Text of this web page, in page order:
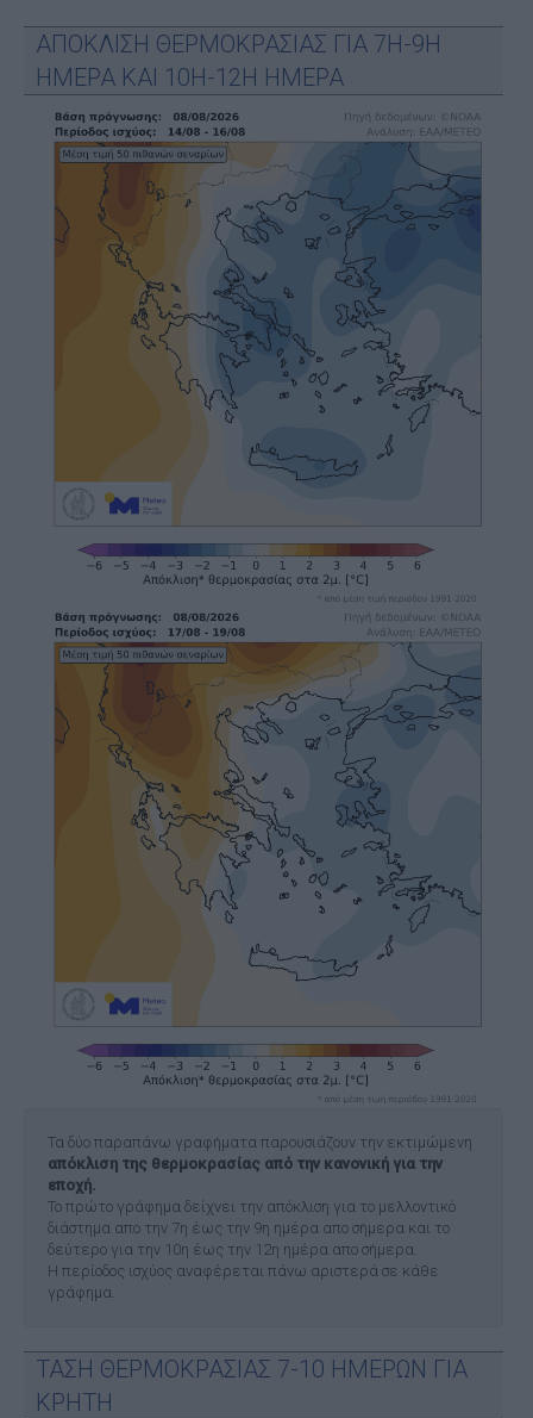
ΑΠΟΚΛΙΣΗ ΘΕΡΜΟΚΡΑΣΙΑΣ ΓΙΑ 7Η-9Η
ΗΜΕΡΑ ΚΑΙ 10Η-12Η ΗΜΕΡΑ
Τα δύο παραπάνω γραφήματα παρουσιάζουν την εκτιμώμενη
απόκλιση της θερμοκρασίας από την κανονική για την
εποχή.
Το πρώτο γράφημα δείχνει την απόκλιση για το μελλοντικό
διάστημα απο την 7η έως την 9η ημέρα απο σήμερα και το
δεύτερο για την 10η έως την 12η ημέρα απο σήμερα.
Η περίοδος ισχύος αναφέρεται πάνω αριστερά σε κάθε
γράφημα.
ΤΑΣΗ ΘΕΡΜΟΚΡΑΣΙΑΣ 7-10 ΗΜΕΡΩΝ ΓΙΑ
ΚΡΗΤΗ